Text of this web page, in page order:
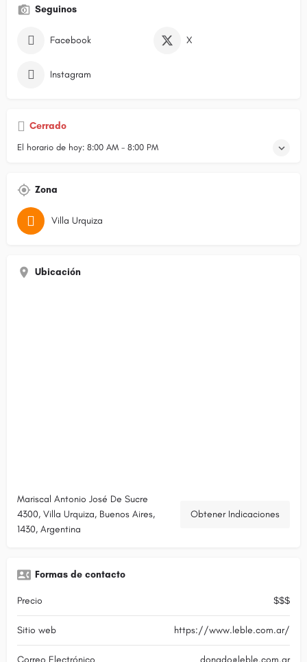
Seguinos
Facebook X
Instagram
Cerrado
El horario de hoy: 8:00 AM - 8:00 PM
Zona
Villa Urquiza
Ubicación
Mariscal Antonio José De Sucre
4300, Villa Urquiza, Buenos Aires,
1430, Argentina
Obtener Indicaciones
Formas de contacto
Precio $$$
Sitio web https://www.leble.com.ar/